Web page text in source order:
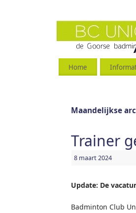
Home
Maandelijkse
Trainer
8 maart 2024
Update: De
Badminton Club